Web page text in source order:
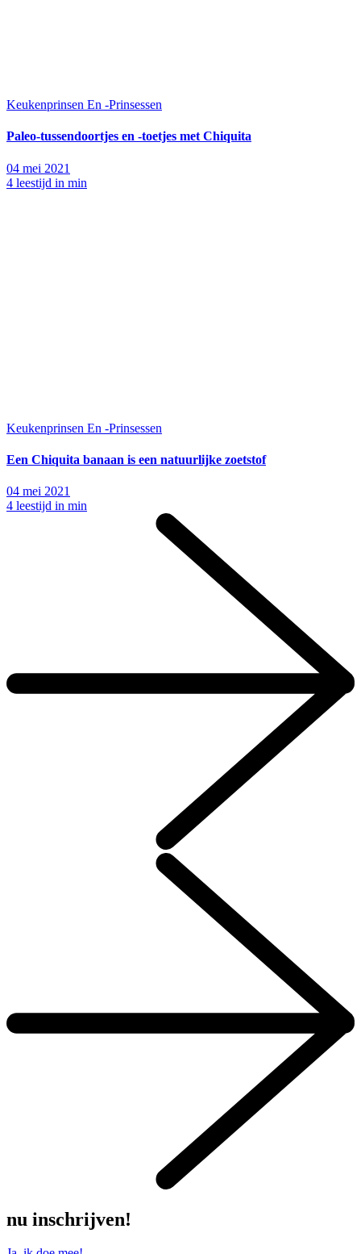
Keukenprinsen En -Prinsessen
Paleo-tussendoortjes en -toetjes met Chiquita
04 mei 2021
4 leestijd in min
Keukenprinsen En -Prinsessen
Een Chiquita banaan is een natuurlijke zoetstof
04 mei 2021
4 leestijd in min
nu inschrijven!